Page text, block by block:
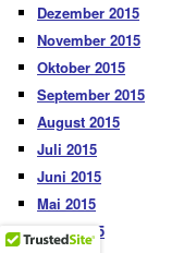
Dezember 2015
November 2015
Oktober 2015
September 2015
August 2015
Juli 2015
Juni 2015
Mai 2015
April 2015